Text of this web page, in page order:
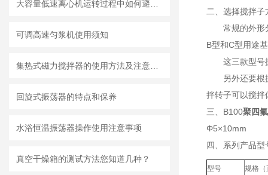
可调高速匀浆机使用须知
回旋式振荡器的特点和保养
水浴恒温振荡器操作使用注意事项
真空干燥箱的测试方法您知道几种？
二、选择搅拌子
常规的外形
B型和C型用途
这三款型号
另外还要
拌转子可以搅拌
三、B100聚四
Φ5×10mm
四、系列产品型
型号 规格（